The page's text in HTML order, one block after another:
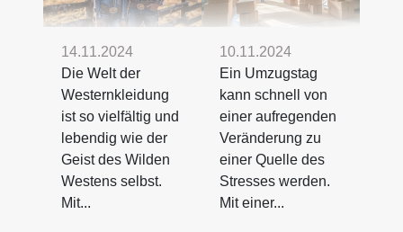
14.11.2024
Die Welt der
Westernkleidung
ist so vielfältig und
lebendig wie der
Geist des Wilden
Westens selbst.
Mit...
10.11.2024
Ein Umzugstag
kann schnell von
einer aufregenden
Veränderung zu
einer Quelle des
Stresses werden.
Mit einer...